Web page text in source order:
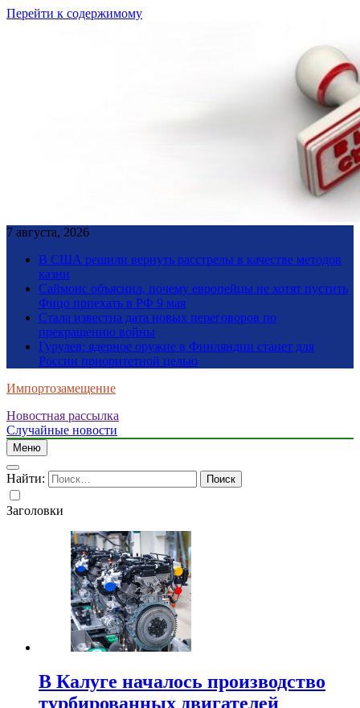
Перейти к содержимому
7 августа, 2026
В США решили вернуть расстрелы в качестве методов
казни
Саймонс объяснил, почему европейцы не хотят пустить
Фицо приехать в РФ 9 мая
Стала известна дата новых переговоров по
прекращению войны
Гурулев: ядерное оружие в Финляндии станет для
России приоритетной целью
Импортозамещение
Новостная рассылка
Случайные новости
Меню
Найти:
Заголовки
В Калуге началось производство
турбированных двигателей